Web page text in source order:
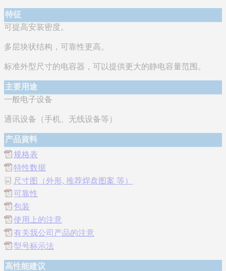
特征
可提高安装密度。
多层块状结构，可靠性更高。
标准外型尺寸的电容器，可以提供更大的静电容量范围。
主要用途
一般电子设备
通讯设备（手机、无线设备等）
产品資料
规格表
特性数据
尺寸图（外形, 推荐焊盘图案 等）
可靠性
包装
使用上的注意
有关我公司产品的注意
型号标示法
高性能建议